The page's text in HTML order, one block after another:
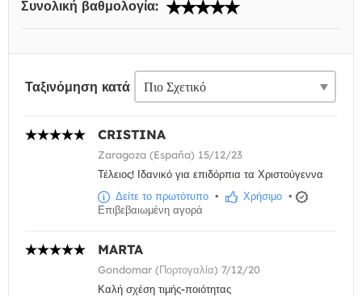
Συνολική βαθμολογία:
Ταξινόμηση κατά
CRISTINA
Zaragoza (España) 15/12/23
Τέλειος! Ιδανικό για επιδόρπια τα Χριστούγεννα
Δείτε το πρωτότυπο • Χρήσιμο •
Επιβεβαιωμένη αγορά
MARTA
Gondomar (Πορτογαλία) 7/12/20
Καλή σχέση τιμής-ποιότητας